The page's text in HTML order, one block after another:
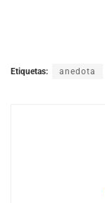
Etiquetas: anedota